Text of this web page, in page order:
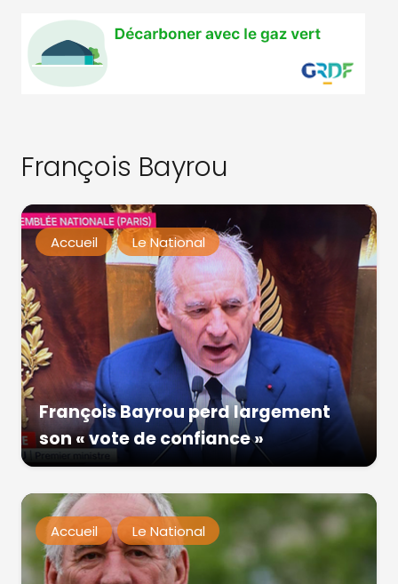
François Bayrou
Accueil Le National
François Bayrou perd largement
son « vote de confiance »
Accueil Le National